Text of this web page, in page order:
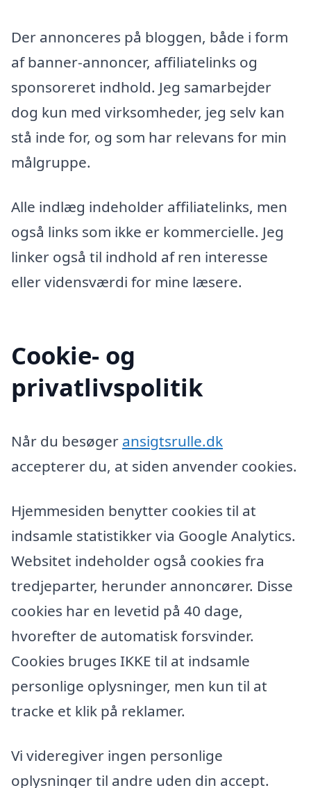
Der annonceres på bloggen, både i form
af banner-annoncer, affiliatelinks og
sponsoreret indhold. Jeg samarbejder
dog kun med virksomheder, jeg selv kan
stå inde for, og som har relevans for min
målgruppe.
Alle indlæg indeholder affiliatelinks, men
også links som ikke er kommercielle. Jeg
linker også til indhold af ren interesse
eller vidensværdi for mine læsere.
Cookie- og
privatlivspolitik
Når du besøger ansigtsrulle.dk
accepterer du, at siden anvender cookies.
Hjemmesiden benytter cookies til at
indsamle statistikker via Google Analytics.
Websitet indeholder også cookies fra
tredjeparter, herunder annoncører. Disse
cookies har en levetid på 40 dage,
hvorefter de automatisk forsvinder.
Cookies bruges IKKE til at indsamle
personlige oplysninger, men kun til at
tracke et klik på reklamer.
Vi videregiver ingen personlige
oplysninger til andre uden din accept.